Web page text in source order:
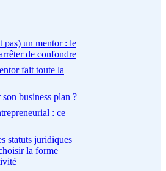
pas) un mentor : le
de confondre
fait toute la
business plan ?
: ce
statuts juridiques
la forme